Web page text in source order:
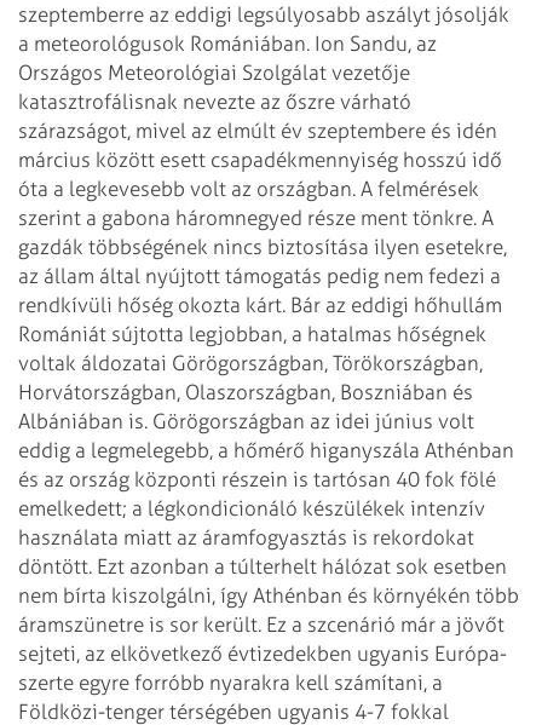
szeptemberre az eddigi legsúlyosabb aszályt jósolják
a meteorológusok Romániában. Ion Sandu, az
Országos Meteorológiai Szolgálat vezetője
katasztrofálisnak nevezte az őszre várható
szárazságot, mivel az elmúlt év szeptembere és idén
március között esett csapadékmennyiség hosszú idő
óta a legkevesebb volt az országban. A felmérések
szerint a gabona háromnegyed része ment tönkre. A
gazdák többségének nincs biztosítása ilyen esetekre,
az állam által nyújtott támogatás pedig nem fedezi a
rendkívüli hőség okozta kárt. Bár az eddigi hőhullám
Romániát sújtotta legjobban, a hatalmas hőségnek
voltak áldozatai Görögországban, Törökországban,
Horvátországban, Olaszországban, Boszniában és
Albániában is. Görögországban az idei június volt
eddig a legmelegebb, a hőmérő higanyszála Athénban
és az ország központi részein is tartósan 40 fok fölé
emelkedett; a légkondicionáló készülékek intenzív
használata miatt az áramfogyasztás is rekordokat
döntött. Ezt azonban a túlterhelt hálózat sok esetben
nem bírta kiszolgálni, így Athénban és környékén több
áramszünetre is sor került. Ez a szcenárió már a jövőt
sejteti, az elkövetkező évtizedekben ugyanis Európa-
szerte egyre forróbb nyarakra kell számítani, a
Földközi-tenger térségében ugyanis 4-7 fokkal